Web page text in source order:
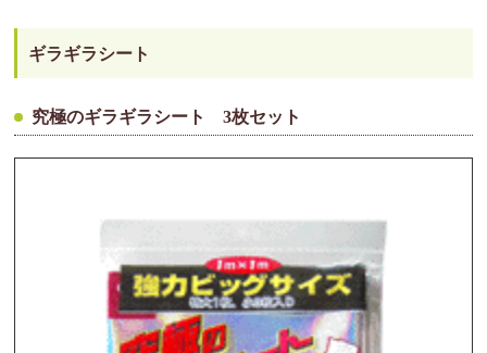
ギラギラシート
究極のギラギラシート 3枚セット